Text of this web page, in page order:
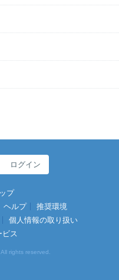
ログイン
プ
ヘルプ
推奨環境
個人情報の取り扱い
ビス
rights reserved.